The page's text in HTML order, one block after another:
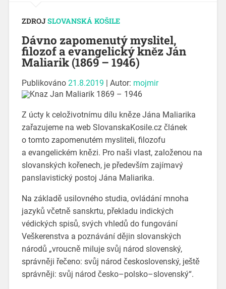
ZDROJSLOVANSKÁ KOŠILE
Dávno zapomenutý myslitel,
filozof a evangelický kněz Ján
Maliarik (1869 – 1946)
Publikováno 21.8.2019 | Autor: mojmir
Z úcty k celoživotnímu dílu kněze Jána Maliarika
zařazujeme na web SlovanskaKosile.cz článek
o tomto zapomenutém mysliteli, filozofu
a evangelickém knězi. Pro naši vlast, založenou na
slovanských kořenech, je především zajímavý
panslavistický postoj Jána Maliarika.
Na základě usilovného studia, ovládání mnoha
jazyků včetně sanskrtu, překladu indických
védických spisů, svých vhledů do fungování
Veškerenstva a poznávání dějin slovanských
národů „vroucně miluje svůj národ slovenský,
správněji řečeno: svůj národ československý, ještě
správněji: svůj národ česko–polsko–slovenský“.